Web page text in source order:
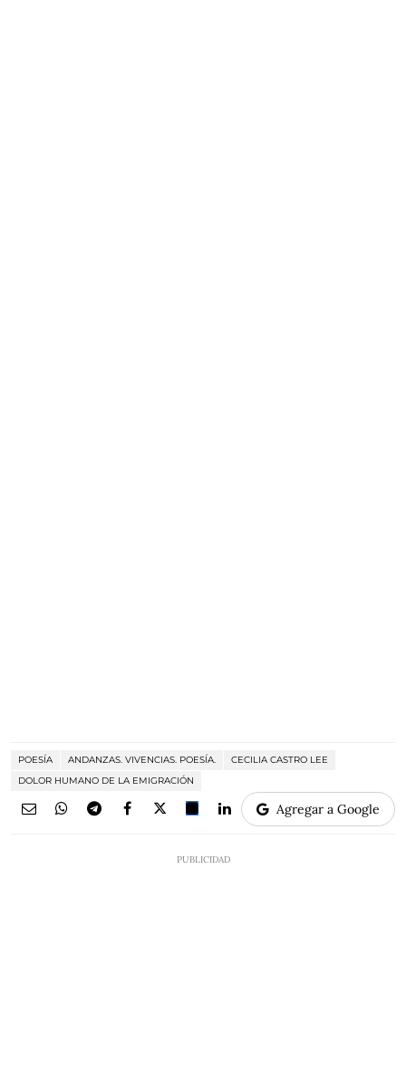
POESÍA ANDANZAS. VIVENCIAS. POESÍA.
CECILIA CASTRO LEE
DOLOR HUMANO DE LA EMIGRACIÓN
Agregar a Google